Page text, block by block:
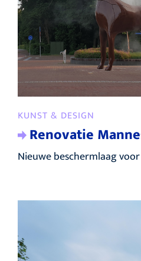
KUNST & DESIGN
Renovatie
Nieuwe beschermlaag